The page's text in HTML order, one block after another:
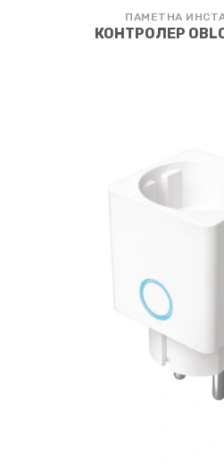
ПАМЕТНА
КОНТРОЛЕР